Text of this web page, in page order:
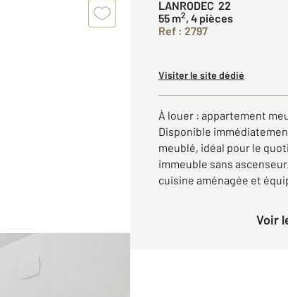
LANRODEC 22
55 m2, 4 pièces
Ref : 2797
Visiter le site dédié
À louer : appartement
Disponible
meublé, idéal pour le
immeuble sans
cuisine aménagée et
Voir